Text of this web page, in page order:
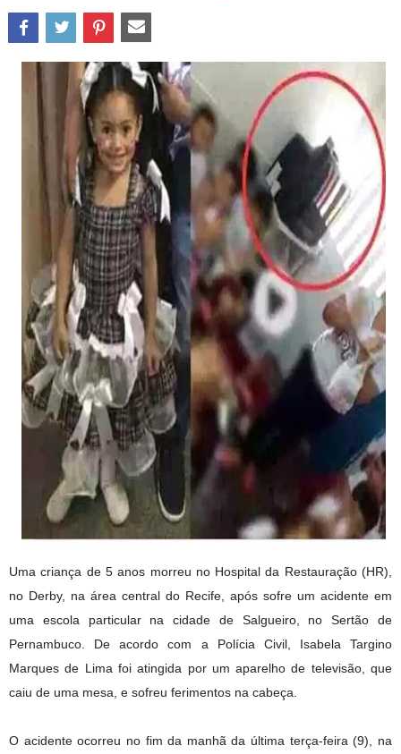
Uma criança de 5 anos morreu no Hospital da Restauração (HR),
no Derby, na área central do Recife, após sofre um acidente em
uma escola particular na cidade de Salgueiro, no Sertão de
Pernambuco. De acordo com a Polícia Civil, Isabela Targino
Marques de Lima foi atingida por um aparelho de televisão, que
caiu de uma mesa, e sofreu ferimentos na cabeça.
O acidente ocorreu no fim da manhã da última terça-feira (9), na